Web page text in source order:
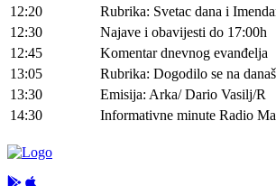
12:20
Rubrika: Svetac dana i
12:30
Najave i obavijesti do 17:00h
12:45
Komentar dnevnog evanđelja
13:05
Rubrika: Dogodilo se na
13:30
Emisija: Arka/ Dario Vasilj/R
14:30
Informativne minute Radio